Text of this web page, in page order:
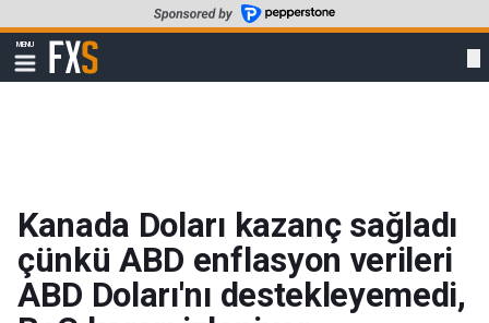
to
main
content
MENU
Show
navigation
FXStreet
Kanada Doları kazanç sağladı
çünkü ABD enflasyon verileri
ABD Doları'nı destekleyemedi,